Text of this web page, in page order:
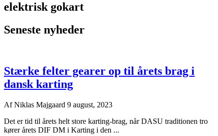
elektrisk gokart
Seneste nyheder
Stærke felter gearer op til årets brag i
dansk karting
AfNiklas Majgaard 9 august, 2023
Det er tid til årets helt store karting-brag, når DASU traditionen tro
kører årets DIF DM i Karting i den ...